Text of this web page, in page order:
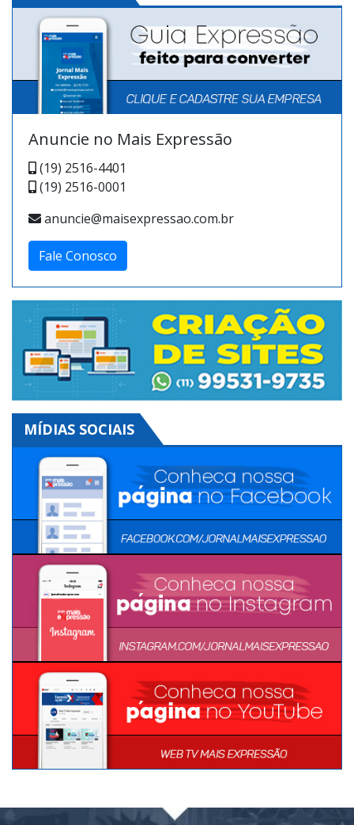
Anuncie no Mais Expressão
(19) 2516-4401
(19) 2516-0001
anuncie@maisexpressao.com.br
Fale Conosco
MÍDIAS SOCIAIS